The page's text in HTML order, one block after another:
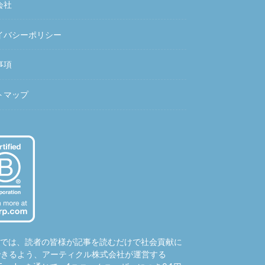
社
バシーポリシー
項
マップ
は、読者の皆様が記事を読むだけで社会貢献に
るよう、アーティクル株式会社が運営する